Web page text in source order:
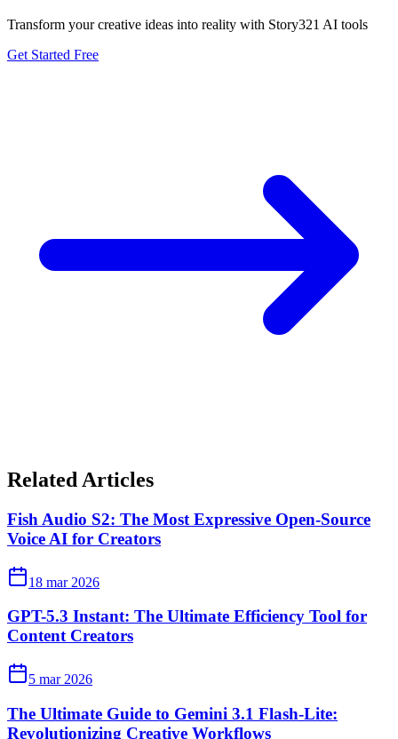
Transform your creative ideas into reality with Story321 AI tools
Get Started Free
Related Articles
Fish Audio S2: The Most Expressive Open-Source
Voice AI for Creators
18 mar 2026
GPT-5.3 Instant: The Ultimate Efficiency Tool for
Content Creators
5 mar 2026
The Ultimate Guide to Gemini 3.1 Flash-Lite:
Revolutionizing Creative Workflows